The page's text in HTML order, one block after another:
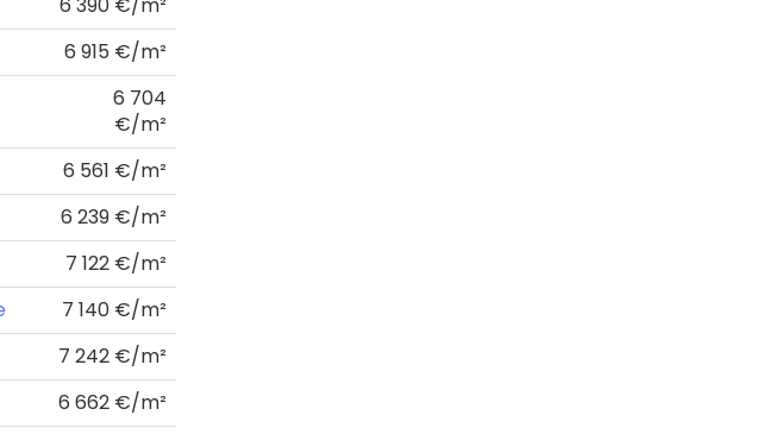
6 915 €/m²
6 704
€/m²
6 561 €/m²
6 239 €/m²
7 122 €/m²
7 140 €/m²
7 242 €/m²
6 662 €/m²